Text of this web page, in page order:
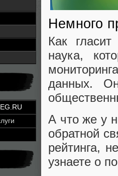
Немного
Как
наука,
данных.
А что же у
обратной
рейтинга,
узнаете о